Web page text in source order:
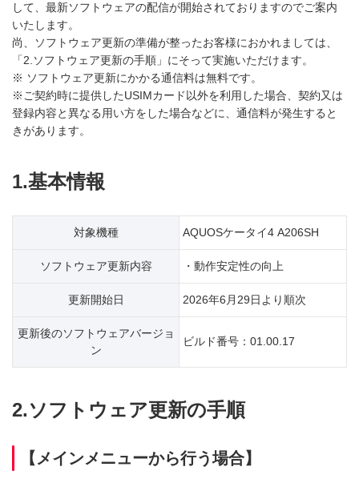
して、最新ソフトウェアの配信が開始されておりますのでご案内
いたします。
尚、ソフトウェア更新の準備が整ったお客様におかれましては、
「2.ソフトウェア更新の手順」にそって実施いただけます。
※ ソフトウェア更新にかかる通信料は無料です。
※ご契約時に提供したUSIMカード以外を利用した場合、契約又は
登録内容と異なる用い方をした場合などに、通信料が発生すると
きがあります。
1.基本情報
対象機種 AQUOSケータイ4 A206SH
ソフトウェア更新内容 ・動作安定性の向上
更新開始日 2026年6月29日より順次
更新後のソフトウェアバージョ
ン
ビルド番号：01.00.17
2.ソフトウェア更新の手順
【メインメニューから行う場合】